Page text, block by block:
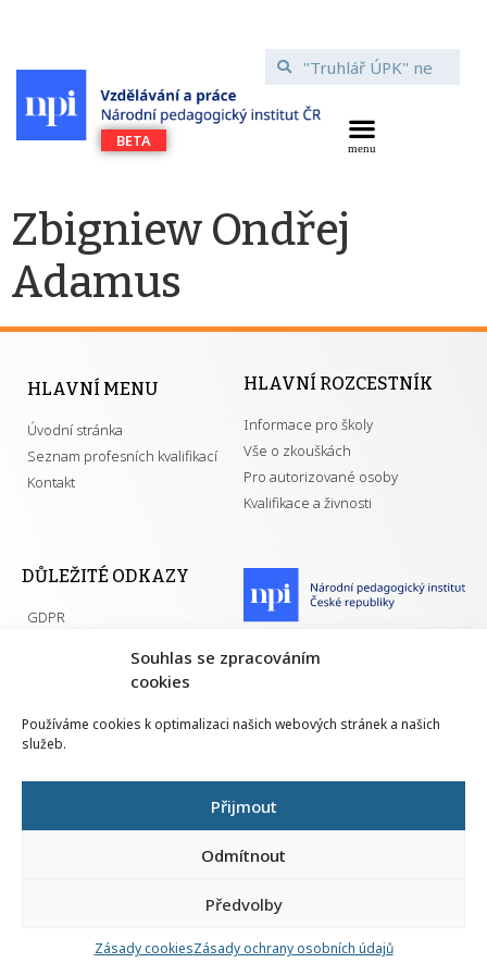
Souhlas se zpracováním
cookies
Používáme cookies k optimalizaci našich webových stránek a našich
služeb.
Přijmout
Odmítnout
Předvolby
Zásady cookiesZásady ochrany osobních údajů
Zbigniew Ondřej
Adamus
HLAVNÍ MENU
Úvodní stránka
Seznam profesních kvalifikací
Kontakt
HLAVNÍ ROZCESTNÍK
Informace pro školy
Vše o zkouškách
Pro autorizované osoby
Kvalifikace a živnosti
DŮLEŽITÉ ODKAZY
GDPR
Přehled PK pro splnění MZK
Národní pedagogický institut ČR